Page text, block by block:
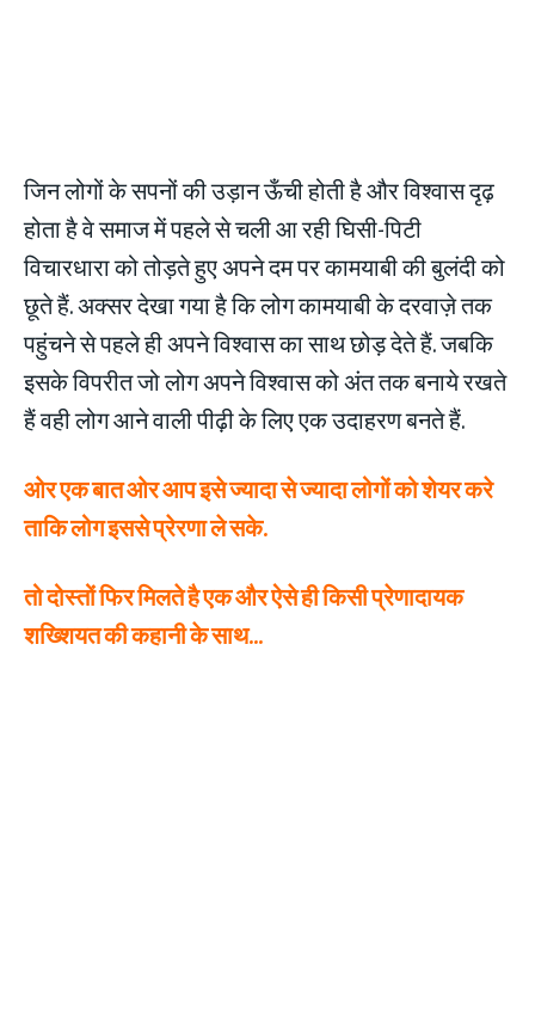
जिन लोगों के सपनों की उड़ान ऊँची होती है और विश्वास दृढ़
होता है वे समाज में पहले से चली आ रही घिसी-पिटी
विचारधारा को तोड़ते हुए अपने दम पर कामयाबी की बुलंदी को
छूते हैं. अक्सर देखा गया है कि लोग कामयाबी के दरवाज़े तक
पहुंचने से पहले ही अपने विश्वास का साथ छोड़ देते हैं. जबकि
इसके विपरीत जो लोग अपने विश्वास को अंत तक बनाये रखते
हैं वही लोग आने वाली पीढ़ी के लिए एक उदाहरण बनते हैं.
ओर एक बात ओर आप इसे ज्यादा से ज्यादा लोगों को शेयर करे
ताकि लोग इससे प्रेरणा ले सके.
तो दोस्तों फिर मिलते है एक और ऐसे ही किसी प्रेणादायक
शख्शियत की कहानी के साथ…